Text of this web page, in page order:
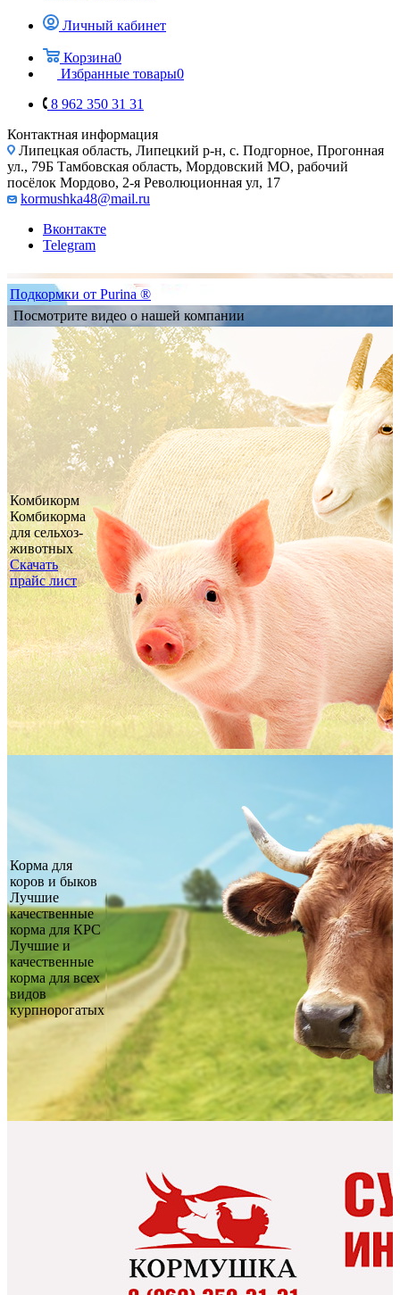
Личный кабинет
Корзина0
Избранные товары0
8 962 350 31 31
Контактная информация
Липецкая область, Липецкий р-н, с. Подгорное, Прогонная
ул., 79Б Тамбовская область, Мордовский МО, рабочий
посёлок Мордово, 2-я Революционная ул, 17
kormushka48@mail.ru
Вконтакте
Telegram
Подкормки от Purina ®
Посмотрите видео о нашей компании
Комбикорм
Комбикорма
для сельхоз-
животных
Скачать
прайс лист
Корма для
коров и быков
Лучшие
качественные
корма для КРС
Лучшие и
качественные
корма для всех
видов
курпнорогатых